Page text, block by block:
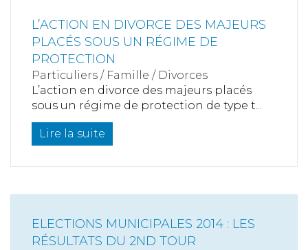
L’ACTION EN DIVORCE DES MAJEURS
PLACÉS SOUS UN RÉGIME DE
PROTECTION
Particuliers / Famille / Divorces
L’action en divorce des majeurs placés
sous un régime de protection de type t...
Lire la suite
ELECTIONS MUNICIPALES 2014 : LES
RÉSULTATS DU 2ND TOUR